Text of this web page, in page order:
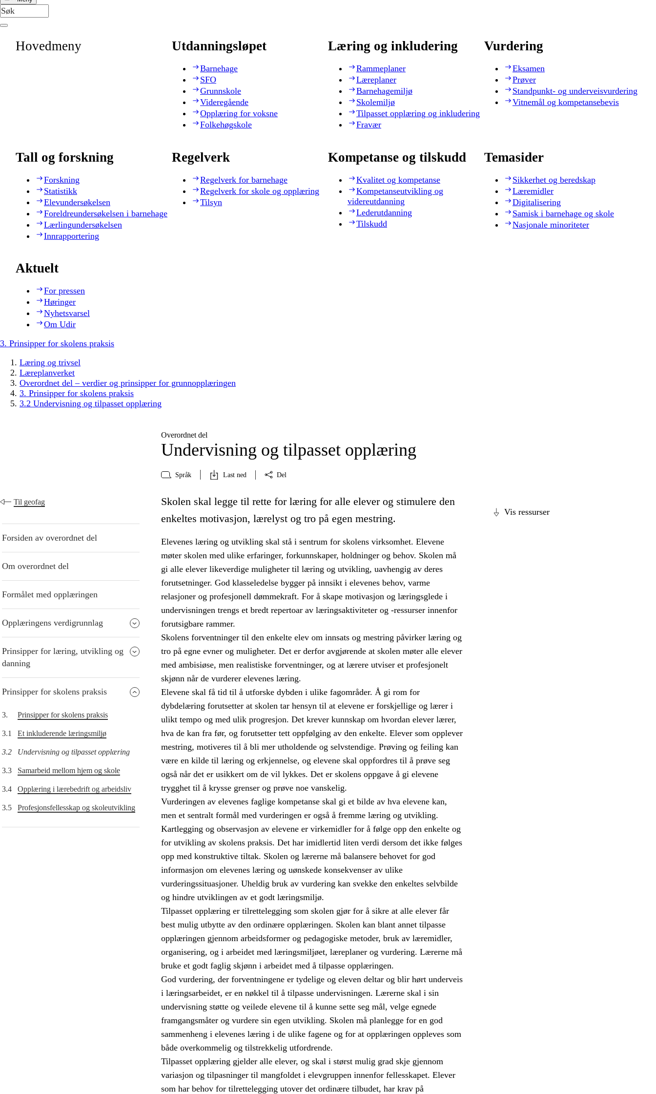
Hovedmeny Utdanningsløpet
Barnehage
SFO
Grunnskole
Videregående
Opplæring for voksne
Folkehøgskole
Læring og inkludering
Rammeplaner
Læreplaner
Barnehagemiljø
Skolemiljø
Tilpasset opplæring og inkludering
Fravær
Vurdering
Eksamen
Prøver
Standpunkt- og underveisvurdering
Vitnemål og kompetansebevis
Tall og forskning
Forskning
Statistikk
Elevundersøkelsen
Foreldreundersøkelsen i barnehage
Lærlingundersøkelsen
Innrapportering
Regelverk
Regelverk for barnehage
Regelverk for skole og opplæring
Tilsyn
Kompetanse og tilskudd
Kvalitet og kompetanse
Kompetanseutvikling og
videreutdanning
Lederutdanning
Tilskudd
Temasider
Sikkerhet og beredskap
Læremidler
Digitalisering
Samisk i barnehage og skole
Nasjonale minoriteter
Aktuelt
For pressen
Høringer
Nyhetsvarsel
Om Udir
3. Prinsipper for skolens praksis
Læring og trivsel
Læreplanverket
Overordnet del – verdier og prinsipper for grunnopplæringen
3. Prinsipper for skolens praksis
3.2 Undervisning og tilpasset opplæring
Overordnet del
Undervisning og tilpasset opplæring
Språk Last ned Del
Til geofag
Forsiden av overordnet del
Om overordnet del
Formålet med opplæringen
Opplæringens verdigrunnlag
Prinsipper for læring, utvikling og
danning
Prinsipper for skolens praksis
3. Prinsipper for skolens praksis
3.1 Et inkluderende læringsmiljø
3.2 Undervisning og tilpasset opplæring
3.3 Samarbeid mellom hjem og skole
3.4 Opplæring i lærebedrift og arbeidsliv
3.5 Profesjonsfellesskap og skoleutvikling
Vis ressurser
Skolen skal legge til rette for læring for alle elever og stimulere den
enkeltes motivasjon, lærelyst og tro på egen mestring.
Elevenes læring og utvikling skal stå i sentrum for skolens virksomhet. Elevene
møter skolen med ulike erfaringer, forkunnskaper, holdninger og behov. Skolen må
gi alle elever likeverdige muligheter til læring og utvikling, uavhengig av deres
forutsetninger. God klasseledelse bygger på innsikt i elevenes behov, varme
relasjoner og profesjonell dømmekraft. For å skape motivasjon og læringsglede i
undervisningen trengs et bredt repertoar av læringsaktiviteter og -ressurser innenfor
forutsigbare rammer.
Skolens forventninger til den enkelte elev om innsats og mestring påvirker læring og
tro på egne evner og muligheter. Det er derfor avgjørende at skolen møter alle elever
med ambisiøse, men realistiske forventninger, og at lærere utviser et profesjonelt
skjønn når de vurderer elevenes læring.
Elevene skal få tid til å utforske dybden i ulike fagområder. Å gi rom for
dybdelæring forutsetter at skolen tar hensyn til at elevene er forskjellige og lærer i
ulikt tempo og med ulik progresjon. Det krever kunnskap om hvordan elever lærer,
hva de kan fra før, og forutsetter tett oppfølging av den enkelte. Elever som opplever
mestring, motiveres til å bli mer utholdende og selvstendige. Prøving og feiling kan
være en kilde til læring og erkjennelse, og elevene skal oppfordres til å prøve seg
også når det er usikkert om de vil lykkes. Det er skolens oppgave å gi elevene
trygghet til å krysse grenser og prøve noe vanskelig.
Vurderingen av elevenes faglige kompetanse skal gi et bilde av hva elevene kan,
men et sentralt formål med vurderingen er også å fremme læring og utvikling.
Kartlegging og observasjon av elevene er virkemidler for å følge opp den enkelte og
for utvikling av skolens praksis. Det har imidlertid liten verdi dersom det ikke følges
opp med konstruktive tiltak. Skolen og lærerne må balansere behovet for god
informasjon om elevenes læring og uønskede konsekvenser av ulike
vurderingssituasjoner. Uheldig bruk av vurdering kan svekke den enkeltes selvbilde
og hindre utviklingen av et godt læringsmiljø.
Tilpasset opplæring er tilrettelegging som skolen gjør for å sikre at alle elever får
best mulig utbytte av den ordinære opplæringen. Skolen kan blant annet tilpasse
opplæringen gjennom arbeidsformer og pedagogiske metoder, bruk av læremidler,
organisering, og i arbeidet med læringsmiljøet, læreplaner og vurdering. Lærerne må
bruke et godt faglig skjønn i arbeidet med å tilpasse opplæringen.
God vurdering, der forventningene er tydelige og eleven deltar og blir hørt underveis
i læringsarbeidet, er en nøkkel til å tilpasse undervisningen. Lærerne skal i sin
undervisning støtte og veilede elevene til å kunne sette seg mål, velge egnede
framgangsmåter og vurdere sin egen utvikling. Skolen må planlegge for en god
sammenheng i elevenes læring i de ulike fagene og for at opplæringen oppleves som
både overkommelig og tilstrekkelig utfordrende.
Tilpasset opplæring gjelder alle elever, og skal i størst mulig grad skje gjennom
variasjon og tilpasninger til mangfoldet i elevgruppen innenfor fellesskapet. Elever
som har behov for tilrettelegging utover det ordinære tilbudet, har krav på